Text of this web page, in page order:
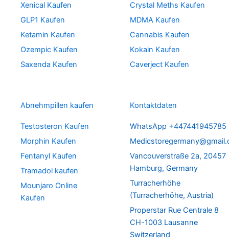
Xenical Kaufen
GLP1 Kaufen
Ketamin Kaufen
Ozempic Kaufen
Saxenda Kaufen
Crystal Meths Kaufen
MDMA Kaufen
Cannabis Kaufen
Kokain Kaufen
Caverject Kaufen
Abnehmpillen kaufen
Testosteron Kaufen
Morphin Kaufen
Fentanyl Kaufen
Tramadol kaufen
Mounjaro Online
Kaufen
Kontaktdaten
WhatsApp +447441945785
Vancouverstraße 2a, 20457
Hamburg, Germany
Turracherhöhe
(Turracherhöhe, Austria)
Properstar Rue Centrale 8
CH-1003 Lausanne
Switzerland